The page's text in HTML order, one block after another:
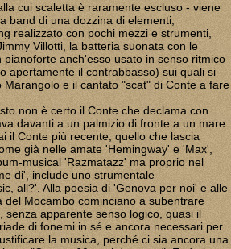
cui scaletta è raramente escluso - viene
band di una dozzina di elementi,
realizzato con pochi mezzi e strumenti,
Villotti, la batteria suonata con le
anch'esso usato in senso ritmico
apertamente il contrabbasso) sui quali si
Marangolo e il cantato "scat" di Conte a fare
non è certo il Conte che declama con
davanti a un palmizio di fronte a un mare
il Conte più recente, quello che lascia
già nelle amate 'Hemingway' e 'Max',
musical 'Razmatazz' ma proprio nel
di', include uno strumentale
all?'. Alla poesia di 'Genova per noi' e alle
del Mocambo cominciano a subentrare
senza apparente senso logico, quasi il
di fonemi in sé e ancora necessari per
la musica, perché ci sia ancora una